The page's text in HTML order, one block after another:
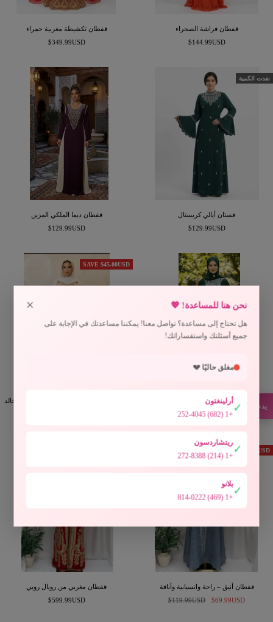
يدعم
نحن هنا للمساعدة! 💖
هل تحتاج إلى مساعدة؟ تواصل معنا! يمكننا مساعدتك في الإجابة على
جميع أسئلتك واستفساراتك!
×
مغلق حاليًا 💔
✓
أرلينغتون
+1 (682) 252-4045
✓
ريتشاردسون
+1 (214) 272-8388
✓
بلانو
+1 (469) 814-0222
قفطان فراشة الصحراء
السعر
$144.99USD
قفطان تكشيطة مغربية حمراء
السعر
$349.99USD
نفدت الكمية
فستان أيالي كريستال
السعر
$129.99USD
قفطان ديما الملكي المزين
السعر
$129.99USD
قفطان التراث الملكي المزين بالخرز
السعر
$139.99USD
SAVE $45.00USD
قفطان نور الزهراء مطرز – تصميم حرفي خالد
SAVE $50.00USD
قفطان أنيق – راحة وانسيابية وأناقة
السعر
$69.99USD
السعر
$119.99USD
قفطان مغربي من رويال روبي
السعر
$599.99USD